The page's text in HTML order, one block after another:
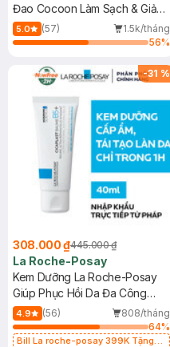
Đao Cocoon Làm Sạch & Giảm
Dầu 500ml
5.0 (57)
1.5k/tháng
56%
-31 %
308.000 ₫445.000 ₫
La Roche-Posay
Kem Dưỡng La Roche-Posay
Giúp Phục Hồi Da Đa Công
Dụng 40ml
4.9 (56)
808/tháng
64%
Bill La roche-posay 399K Tặng